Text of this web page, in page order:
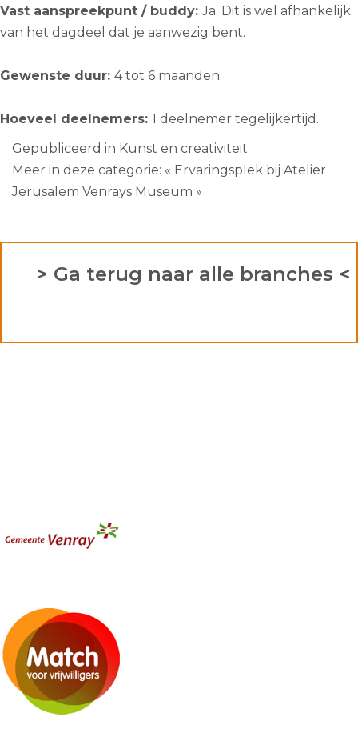
Vast aanspreekpunt / buddy:Ja. Dit is wel afhankelijk
van het dagdeel dat je aanwezig bent.
Gewenste duur: 4 tot 6 maanden.
Hoeveel deelnemers: 1 deelnemer tegelijkertijd.
Gepubliceerd in Kunst en creativiteit
Meer in deze categorie: « Ervaringsplek bij Atelier
Jerusalem Venrays Museum »
> Ga terug naar alle branches <